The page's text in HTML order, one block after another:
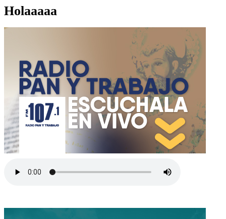
Holaaaaa